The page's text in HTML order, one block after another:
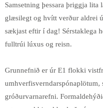
Samsetning þessara þriggja
glæsilegt og hvítt verður aldrei
sækjast eftir í dag! Sérstaklega
fulltrúi lúxus og reisn.
Grunnefnið er úr E1 flokki
umhverfisverndarspónaplötum,
gróðurvarnarefni.